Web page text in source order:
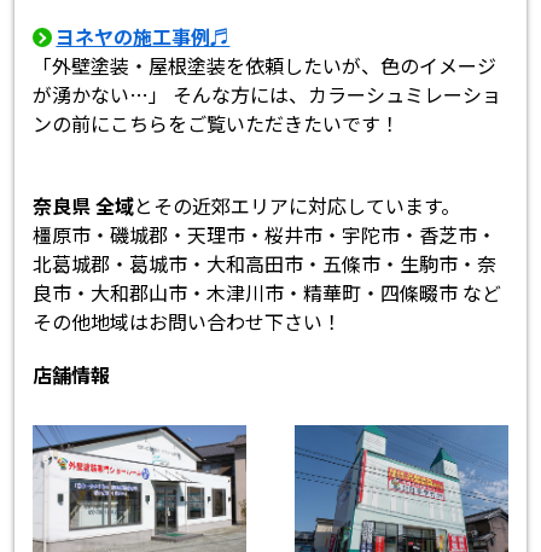
ヨネヤの施工事例♬
「外壁塗装・屋根塗装を依頼したいが、色のイメージ
が湧かない…」 そんな方には、カラーシュミレーショ
ンの前にこちらをご覧いただきたいです！
奈良県 全域とその近郊エリアに対応しています。
橿原市・磯城郡・天理市・桜井市・宇陀市・香芝市・
北葛城郡・葛城市・大和高田市・五條市・生駒市・奈
良市・大和郡山市・木津川市・精華町・四條畷市 など
その他地域はお問い合わせ下さい！
店舗情報